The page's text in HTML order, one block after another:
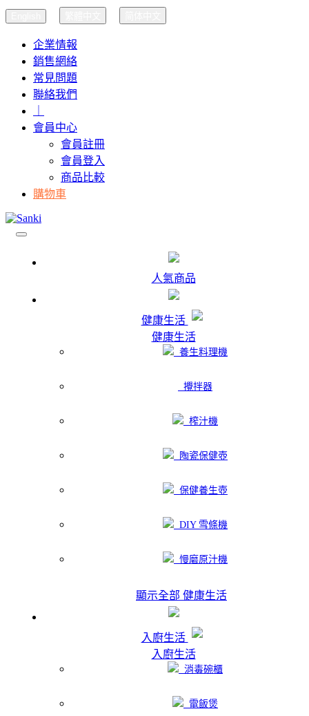
企業情報
銷售網絡
常見問題
聯絡我們
會員中心
會員註冊
會員登入
商品比較
購物車
人氣商品
健康生活
健康生活
養生料理機
攪拌器
榨汁機
陶瓷保健壺
保健養生壺
DIY 雪條機
慢磨原汁機
顯示全部 健康生活
入廚生活
入廚生活
消毒碗櫃
電飯煲